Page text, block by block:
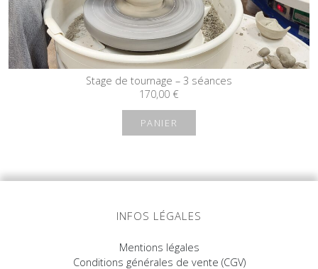
Stage de tournage – 3 séances
170,00 €
PANIER
INFOS LÉGALES
Mentions légales
Conditions générales de vente (CGV)